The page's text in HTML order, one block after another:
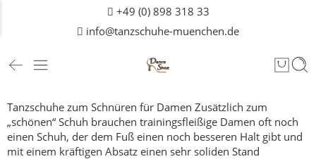
+49 (0) 898 318 33
info@tanzschuhe-muenchen.de
Tanzschuhe zum Schnüren für Damen Zusätzlich zum
„schönen“ Schuh brauchen trainingsfleißige Damen oft noch
einen Schuh, der dem Fuß einen noch besseren Halt gibt und
mit einem kräftigen Absatz einen sehr soliden Stand